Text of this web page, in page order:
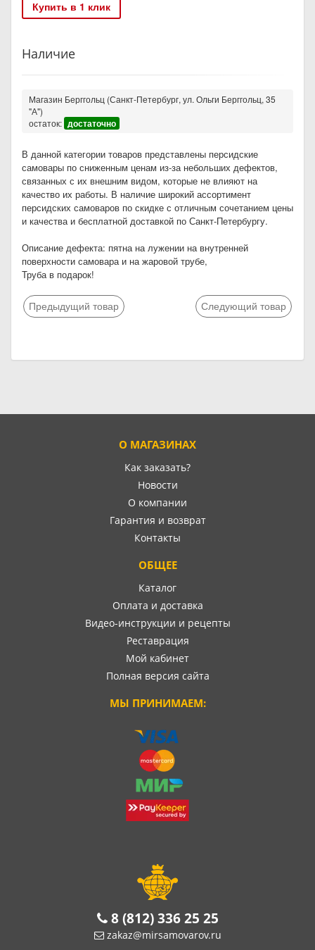
Купить в 1 клик
Наличие
Магазин Берггольц (Санкт-Петербург, ул. Ольги Берггольц, 35
"А")
остаток: достаточно
В данной категории товаров представлены персидские
самовары по сниженным ценам из-за небольших дефектов,
связанных с их внешним видом, которые не влияют на
качество их работы. В наличие широкий ассортимент
персидских самоваров по скидке с отличным сочетанием цены
и качества и бесплатной доставкой по Санкт-Петербургу.
Описание дефекта: пятна на лужении на внутренней
поверхности самовара и на жаровой трубе,
Труба в подарок!
Предыдущий товар Следующий товар
О МАГАЗИНАХ
Как заказать?
Новости
О компании
Гарантия и возврат
Контакты
ОБЩЕЕ
Каталог
Оплата и доставка
Видео-инструкции и рецепты
Реставрация
Мой кабинет
Полная версия сайта
МЫ ПРИНИМАЕМ:
8 (812) 336 25 25
zakaz@mirsamovarov.ru